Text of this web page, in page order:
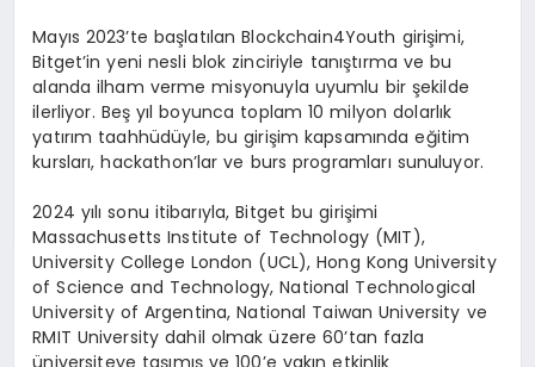
Mayıs 2023’te başlatılan Blockchain4Youth girişimi,
Bitget’in yeni nesli blok zinciriyle tanıştırma ve bu
alanda ilham verme misyonuyla uyumlu bir şekilde
ilerliyor. Beş yıl boyunca toplam 10 milyon dolarlık
yatırım taahhüdüyle, bu girişim kapsamında eğitim
kursları, hackathon’lar ve burs programları sunuluyor.
2024 yılı sonu itibarıyla, Bitget bu girişimi
Massachusetts Institute of Technology (MIT),
University College London (UCL), Hong Kong University
of Science and Technology, National Technological
University of Argentina, National Taiwan University ve
RMIT University dahil olmak üzere 60’tan fazla
üniversiteye taşımış ve 100’e yakın etkinlik